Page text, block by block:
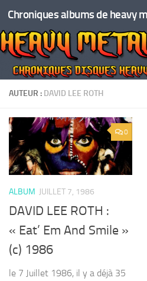
Skip to content
AUTEUR : DAVID LEE ROTH
0
ALBUM JUILLET 7, 1986
DAVID LEE ROTH :
« Eat’ Em And Smile »
(c) 1986
le 7 Juillet 1986, il y a déjà 35